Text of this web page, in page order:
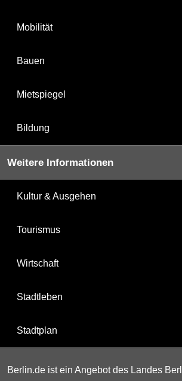
Mobilität
Bauen
Mietspiegel
Bildung
Weitere Informationen
Kultur & Ausgehen
Tourismus
Wirtschaft
Stadtleben
Stadtplan
Berlin.de ist ein Angebot des Landes